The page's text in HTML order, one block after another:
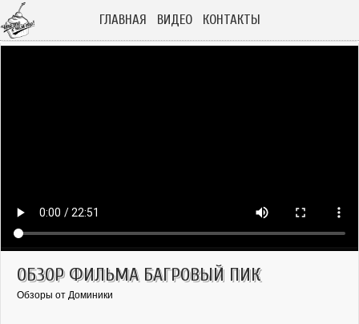
ГЛАВНАЯ ВИДЕО КОНТАКТЫ
ОБЗОР ФИЛЬМА БАГРОВЫЙ ПИК
Обзоры от Доминики